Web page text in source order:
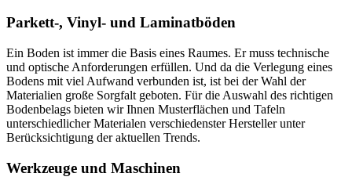
Parkett-, Vinyl- und Laminatböden
Ein Boden ist immer die Basis eines Raumes. Er muss technische
und optische Anforderungen erfüllen. Und da die Verlegung eines
Bodens mit viel Aufwand verbunden ist, ist bei der Wahl der
Materialien große Sorgfalt geboten. Für die Auswahl des richtigen
Bodenbelags bieten wir Ihnen Musterflächen und Tafeln
unterschiedlicher Materialen verschiedenster Hersteller unter
Berücksichtigung der aktuellen Trends.
Werkzeuge und Maschinen